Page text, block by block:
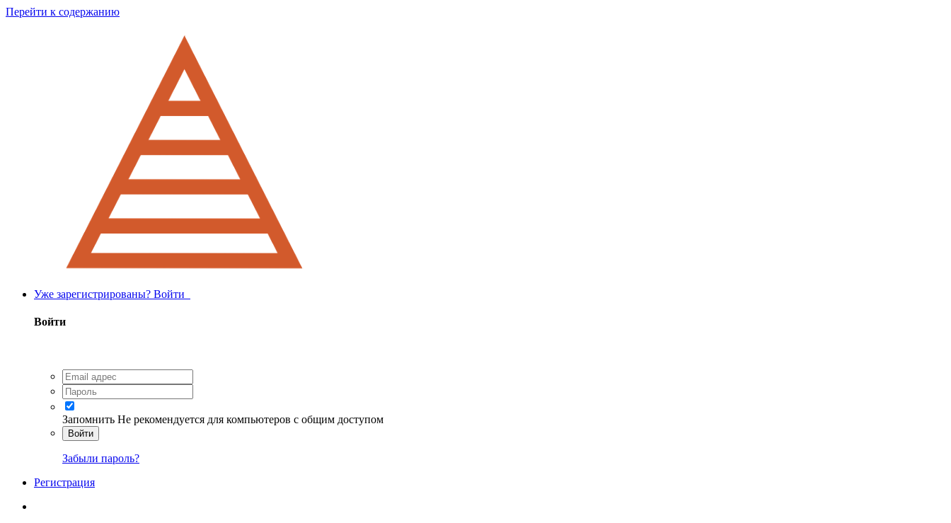
Перейти к содержанию
Уже зарегистрированы? Войти
Войти
Запомнить Не рекомендуется для компьютеров с общим доступом
Войти
Забыли пароль?
Регистрация